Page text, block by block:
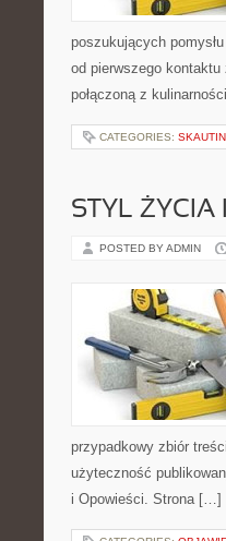
poszukujących
od pierwszego
połączoną z
CATEGORIES:
STYL ŻYCIA
POSTED BY ADMIN
przypadkowy zbiór
użyteczność
i Opowieści. Strona […]